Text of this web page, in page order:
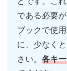
である必要
ブックで使
に、少なく
さい。 各キ